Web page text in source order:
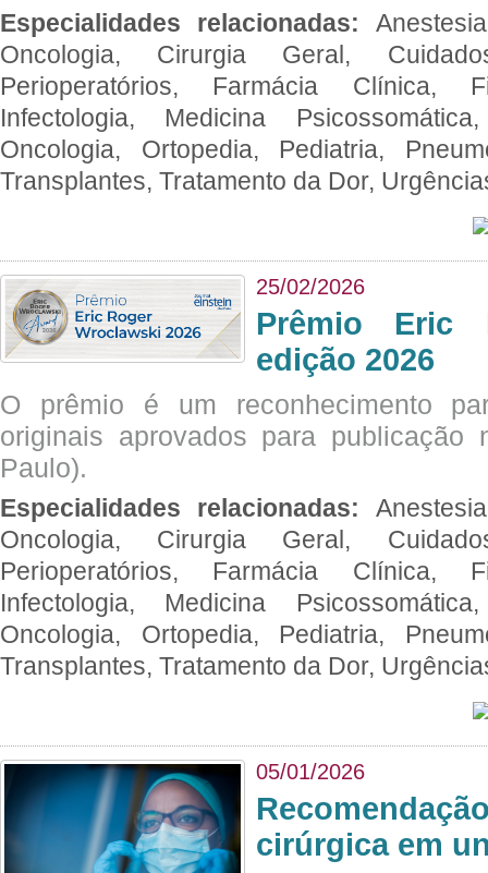
Especialidades relacionadas:
Oncologia, Cirurgia Geral,
Perioperatórios, Farmácia Clínica,
Infectologia, Medicina
Oncologia, Ortopedia, Pediatria,
Transplantes, Tratamento da Dor,
25/02/2026
Prêmio Eric
edição 2026
O prêmio é um reconhecimento
originais aprovados para publicação
Paulo).
Especialidades relacionadas:
Oncologia, Cirurgia Geral,
Perioperatórios, Farmácia Clínica,
Infectologia, Medicina
Oncologia, Ortopedia, Pediatria,
Transplantes, Tratamento da Dor,
05/01/2026
cirúrgica em